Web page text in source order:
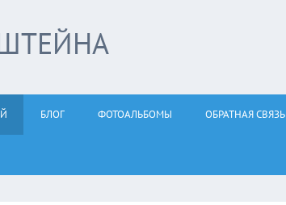
БЛОГ ФОТОАЛЬБОМЫ ОБРАТНАЯ СВЯЗЬ